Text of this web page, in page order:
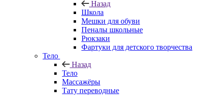
Назад
Школа
Мешки для обуви
Пеналы школьные
Рюкзаки
Фартуки для детского творчества
Тело
Назад
Тело
Массажёры
Тату переводные